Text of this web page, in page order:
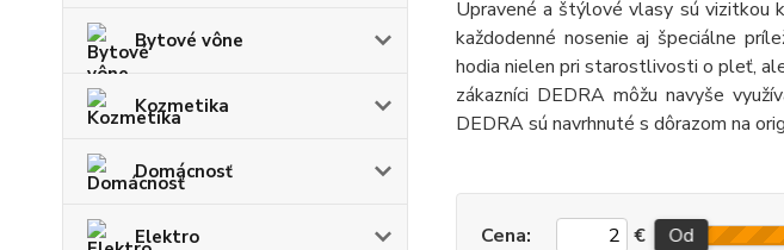
Bytové vône
Kozmetika
Domácnosť
Elektro
Upravené a štýlové vlasy sú vizitkou
každodenné nosenie aj špeciálne
hodia nielen pri starostlivosti o pleť,
zákazníci DEDRA môžu navyše
DEDRA sú navrhnuté s dôrazom na
Cena: € Od